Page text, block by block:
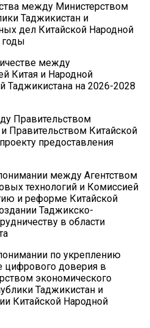
между Министерством
Таджикистан и
дел Китайской Народной
годы
между
Китая и Народной
Таджикистана на 2026-2028
Правительством
Правительством Китайской
предоставления
между Агентством
технологий и Комиссией
и реформе Китайской
Таджикско-
в области
по укреплению
цифрового доверия в
экономического
Таджикистан и
Китайской Народной